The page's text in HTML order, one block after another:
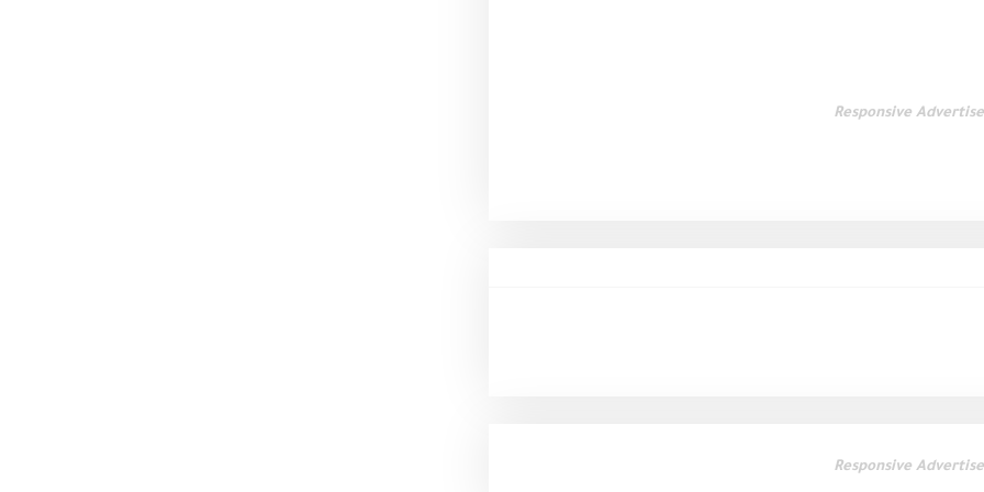
Responsive
Responsive